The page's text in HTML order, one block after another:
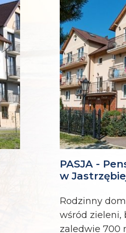
PASJA -
w
Rodzinny
wśród zieleni,
zaledwie 700